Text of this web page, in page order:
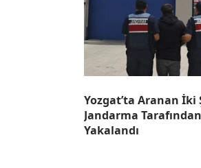
Yozgat’ta Aranan İki
Jandarma Tarafından
Yakalandı